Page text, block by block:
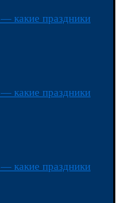
какие праздники
какие праздники
какие праздники